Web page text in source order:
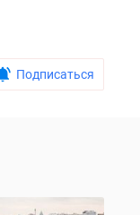
Подписаться